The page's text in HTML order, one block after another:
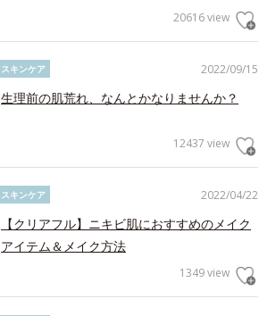
20616 view
2022/09/15
スキンケア
生理前の肌荒れ、なんとかなりませんか？
12437 view
2022/04/22
スキンケア
【クリアフル】ニキビ肌におすすめのメイク
アイテム＆メイク方法
1349 view